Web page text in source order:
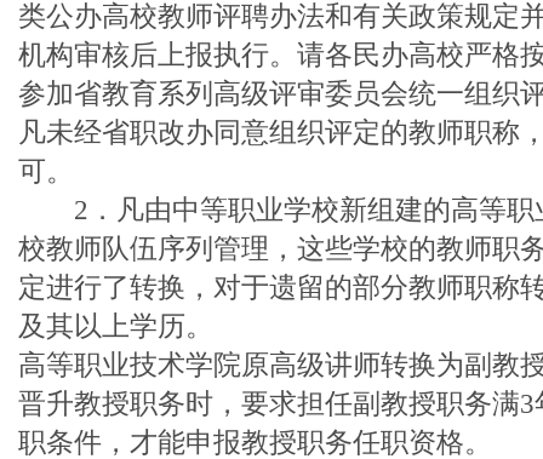
类公办高校教师评聘办法和有关政策规定
机构审核后上报执行。请各民办高校严格
参加省教育系列高级评审委员会统一组织
凡未经省职改办同意组织评定的教师职称
可。
2．凡由中等职业学校新组建的高等职
校教师队伍序列管理，这些学校的教师职
定进行了转换，对于遗留的部分教师职称
及其以上学历。
高等职业技术学院原高级讲师转换为副教
晋升教授职务时，要求担任副教授职务满
职条件，才能申报教授职务任职资格。